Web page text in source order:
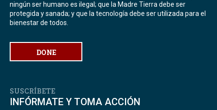
ningún ser humano es ilegal; que la Madre Tierra debe ser
protegida y sanada; y que la tecnología debe ser utilizada para el
bienestar de todos.
DONE
SUSCRÍBETE
INFÓRMATE Y TOMA ACCIÓN